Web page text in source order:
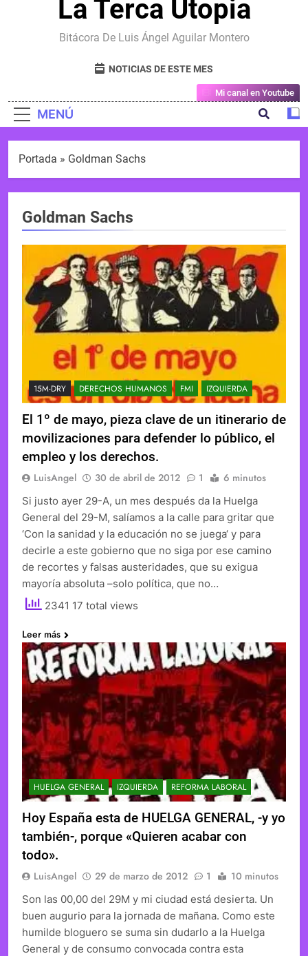
La Terca Utopia
Bitácora De Luis Ángel Aguilar Montero
NOTICIAS DE ESTE MES
MENÚ
Mi canal en Youtube
Portada » Goldman Sachs
Goldman Sachs
15M-DRY DERECHOS HUMANOS FMI IZQUIERDA
El 1º de mayo, pieza clave de un itinerario de
movilizaciones para defender lo público, el
empleo y los derechos.
LuisAngel 30 de abril de 2012 1 6 minutos
Si justo ayer 29-A, un mes después da la Huelga
General del 29-M, salíamos a la calle para gritar que
‘Con la sanidad y la educación no se juega‘ y para
decirle a este gobierno que no siga por ese camino
de recortes y falsas austeridades, que su exigua
mayoría absoluta –solo política, que no…
2341 17 total views
Leer más
HUELGA GENERAL IZQUIERDA REFORMA LABORAL
Hoy España esta de HUELGA GENERAL, -y yo
también-, porque «Quieren acabar con
todo».
LuisAngel 29 de marzo de 2012 1 10 minutos
Son las 00,00 del 29M y mi ciudad está desierta. Un
buen augurio para la jornada de mañana. Como este
humilde bloguero se suma sin dudarlo a la Huelga
General y de consumo convocada contra esta